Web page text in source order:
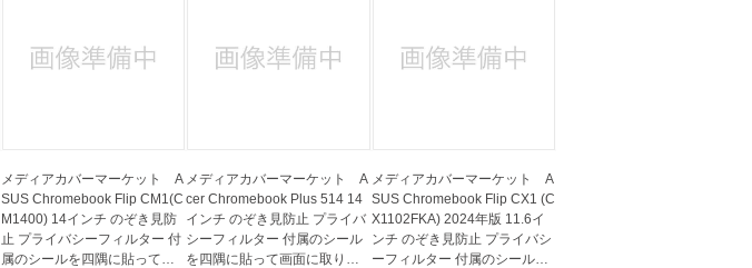
メディアカバーマーケット A
SUS Chromebook Flip CM1(C
M1400) 14インチ のぞき見防
止 プライバシーフィルター 付
属のシールを四隅に貼って画
メディアカバーマーケット A
cer Chromebook Plus 514 14
インチ のぞき見防止 プライバ
シーフィルター 付属のシール
を四隅に貼って画面に取りつ
メディアカバーマーケット A
SUS Chromebook Flip CX1 (C
X1102FKA) 2024年版 11.6イ
ンチ のぞき見防止 プライバシ
ーフィルター 付属のシールを